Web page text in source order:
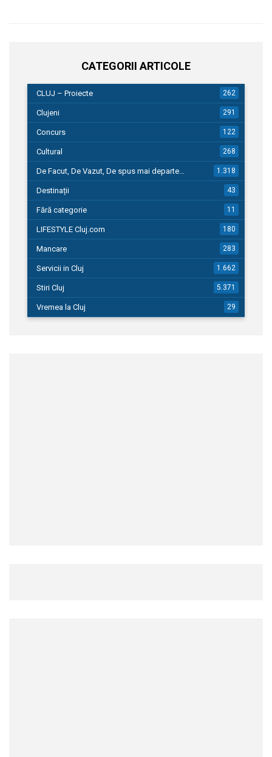
CATEGORII ARTICOLE
CLUJ – Proiecte 262
Clujeni 291
Concurs 122
Cultural 268
De Facut, De Vazut, De spus mai departe… 1.318
Destinații 43
Fără categorie 11
LIFESTYLE Cluj.com 180
Mancare 283
Servicii in Cluj 1.662
Stiri Cluj 5.371
Vremea la Cluj 29